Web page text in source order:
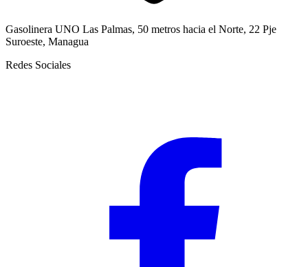
Gasolinera UNO Las Palmas, 50 metros hacia el Norte, 22 Pje
Suroeste, Managua
Redes Sociales